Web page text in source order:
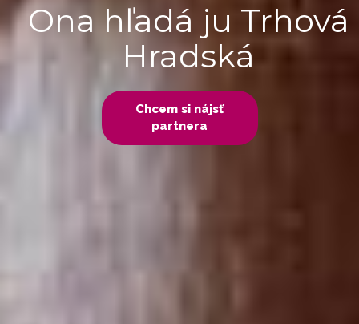
Chcem si nájsť
partnera
Ona hľadá ju Trhová
Hradská